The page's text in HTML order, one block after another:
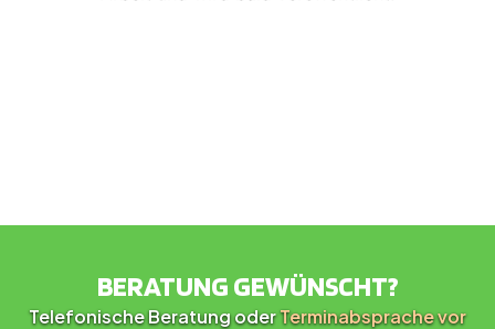
BERATUNG GEWÜNSCHT?
Telefonische Beratung oderTerminabsprache vor